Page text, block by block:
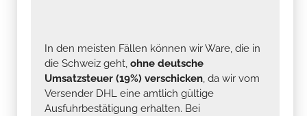
In den meisten Fällen können wir Ware, die in
die Schweiz geht, ohne deutsche
Umsatzsteuer (19%) verschicken, da wir vom
Versender DHL eine amtlich gültige
Ausfuhrbestätigung erhalten. Bei